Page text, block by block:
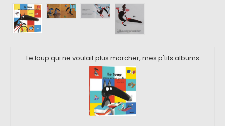
Le loup qui ne voulait plus marcher, mes p'tits albums